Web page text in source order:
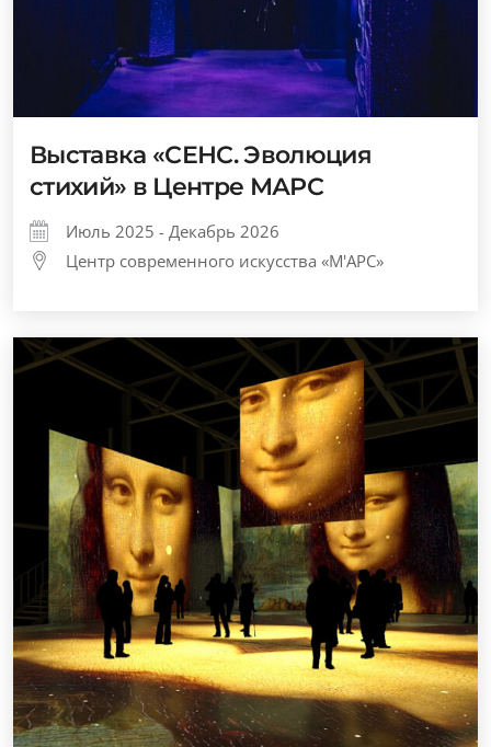
Выставка «СЕНС. Эволюция
стихий» в Центре МАРС
Июль 2025 - Декабрь 2026
Центр современного искусства «М'АРС»